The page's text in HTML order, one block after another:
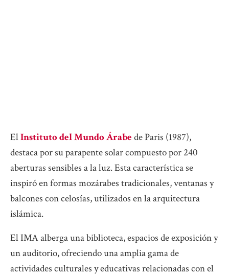
ElInstituto del Mundo Árabe de Paris (1987),
destaca por su parapente solar compuesto por 240
aberturas sensibles a la luz. Esta característica se
inspiró en formas mozárabes tradicionales, ventanas y
balcones con celosías, utilizados en la arquitectura
islámica.
El IMA alberga una biblioteca, espacios de exposición y
un auditorio, ofreciendo una amplia gama de
actividades culturales y educativas relacionadas con el